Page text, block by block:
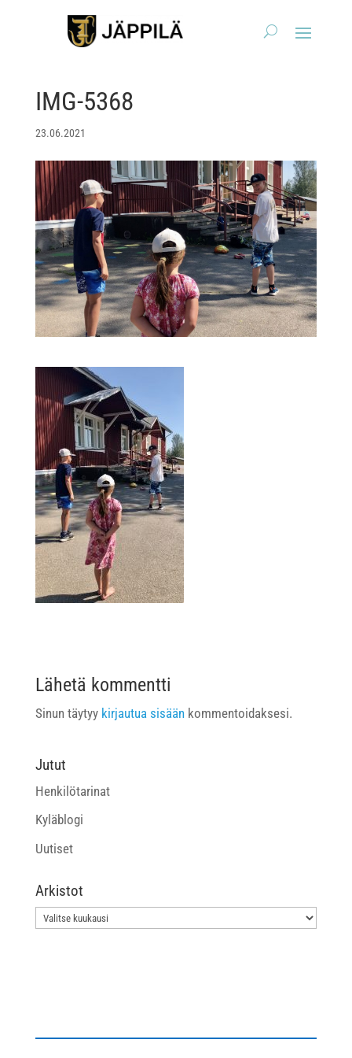
IMG-5368
23.06.2021
Lähetä kommentti
Sinun täytyy kirjautua sisäänkommentoidaksesi.
Jutut
Henkilötarinat
Kyläblogi
Uutiset
Arkistot
Arkistot